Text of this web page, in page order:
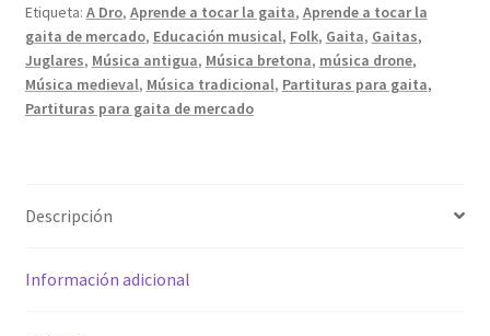
Etiqueta: A Dro, Aprende a tocar la gaita, Aprende a tocar la
gaita de mercado, Educación musical, Folk, Gaita, Gaitas,
Juglares, Música antigua, Música bretona, música drone,
Música medieval, Música tradicional, Partituras para gaita,
Partituras para gaita de mercado
Descripción
Información adicional